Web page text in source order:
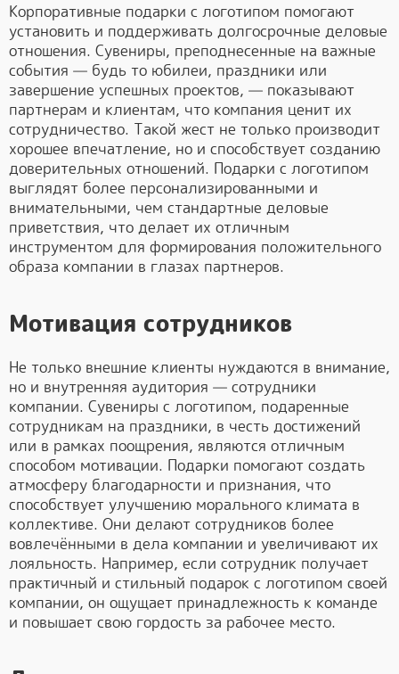
Корпоративные подарки с логотипом помогают
установить и поддерживать долгосрочные деловые
отношения. Сувениры, преподнесенные на важные
события — будь то юбилеи, праздники или
завершение успешных проектов, — показывают
партнерам и клиентам, что компания ценит их
сотрудничество. Такой жест не только производит
хорошее впечатление, но и способствует созданию
доверительных отношений. Подарки с логотипом
выглядят более персонализированными и
внимательными, чем стандартные деловые
приветствия, что делает их отличным
инструментом для формирования положительного
образа компании в глазах партнеров.
Мотивация сотрудников
Не только внешние клиенты нуждаются в внимание,
но и внутренняя аудитория — сотрудники
компании. Сувениры с логотипом, подаренные
сотрудникам на праздники, в честь достижений
или в рамках поощрения, являются отличным
способом мотивации. Подарки помогают создать
атмосферу благодарности и признания, что
способствует улучшению морального климата в
коллективе. Они делают сотрудников более
вовлечёнными в дела компании и увеличивают их
лояльность. Например, если сотрудник получает
практичный и стильный подарок с логотипом своей
компании, он ощущает принадлежность к команде
и повышает свою гордость за рабочее место.